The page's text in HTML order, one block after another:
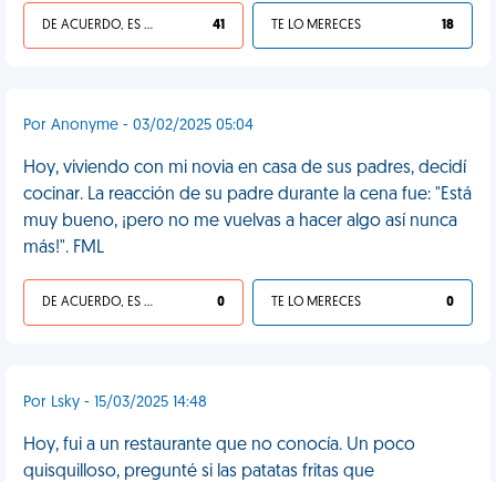
DE ACUERDO, ES UNA VIDA HP 41 TE LO MERECES 18
Por Anonyme - 03/02/2025 05:04
Hoy, viviendo con mi novia en casa de sus padres, decidí
cocinar. La reacción de su padre durante la cena fue: "Está
muy bueno, ¡pero no me vuelvas a hacer algo así nunca
más!". FML
DE ACUERDO, ES UNA VIDA HP 0 TE LO MERECES 0
Por Lsky - 15/03/2025 14:48
Hoy, fui a un restaurante que no conocía. Un poco
quisquilloso, pregunté si las patatas fritas que